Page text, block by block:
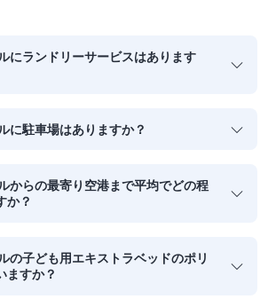
にランドリーサービスはあります
に駐車場はありますか？
からの最寄り空港まで平均でどの程
か？
の子ども用エキストラベッドのポリ
ますか？